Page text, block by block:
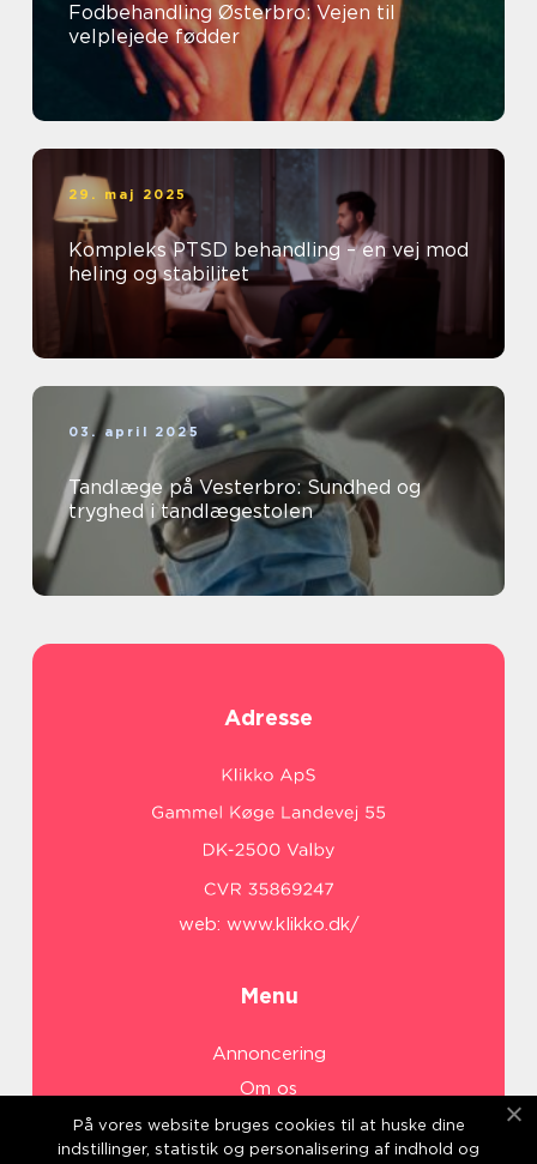
Fodbehandling Østerbro: Vejen til
velplejede fødder
29. maj 2025
Kompleks PTSD behandling – en vej mod
heling og stabilitet
03. april 2025
Tandlæge på Vesterbro: Sundhed og
tryghed i tandlægestolen
Adresse
web: www.klikko.dk/
Menu
Annoncering
Om os
Cookies
Kontakt os
På vores website bruges cookies til at huske dine
indstillinger, statistik og personalisering af indhold og